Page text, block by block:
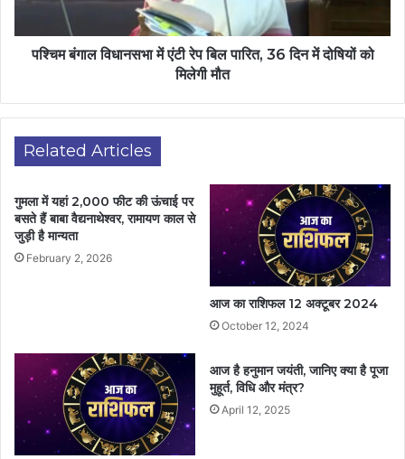
पश्चिम बंगाल विधानसभा में एंटी रेप बिल पारित, 36 दिन में दोषियों को
मिलेगी मौत
Related Articles
गुमला में यहां 2,000 फीट की ऊंचाई पर
बसते हैं बाबा वैद्यनाथेश्वर, रामायण काल से
जुड़ी है मान्यता
February 2, 2026
आज का राशिफल 12 अक्टूबर 2024
October 12, 2024
आज है हनुमान जयंती, जानिए क्या है पूजा
मुहूर्त, विधि और मंत्र?
April 12, 2025